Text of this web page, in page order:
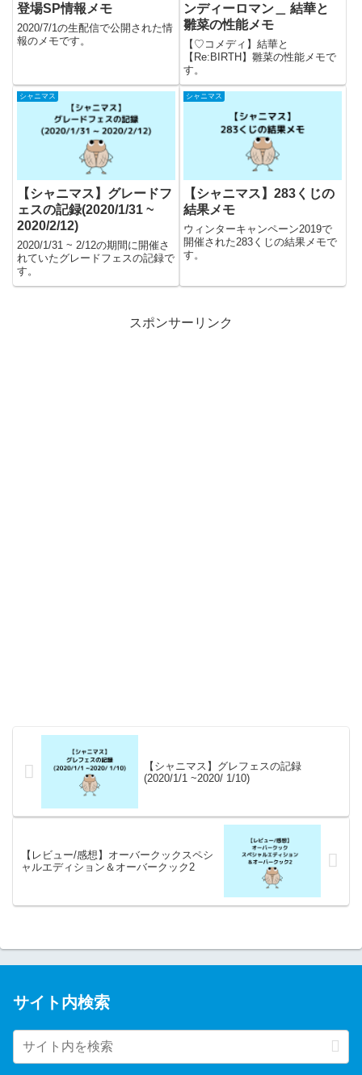
登場SP情報メモ
2020/7/1の生配信で公開された情
報のメモです。
ンディーロマン＿ 結華と
雛菜の性能メモ
【♡コメディ】結華と
【Re:BIRTH】雛菜の性能メモで
す。
シャニマス
【シャニマス】グレードフ
ェスの記録(2020/1/31 ~
2020/2/12)
2020/1/31 ~ 2/12の期間に開催さ
れていたグレードフェスの記録で
す。
シャニマス
【シャニマス】283くじの
結果メモ
ウィンターキャンペーン2019で
開催された283くじの結果メモで
す。
スポンサーリンク
【シャニマス】グレフェスの記録
(2020/1/1 ~2020/ 1/10)
【レビュー/感想】オーバークックスペシ
ャルエディション＆オーバークック2
サイト内検索